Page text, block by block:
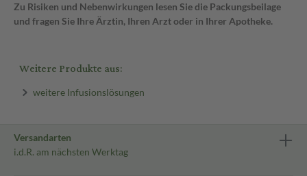
Zu Risiken und Nebenwirkungen lesen Sie die Packungsbeilage
und fragen Sie Ihre Ärztin, Ihren Arzt oder in Ihrer Apotheke.
Weitere Produkte aus:
weitere Infusionslösungen
Versandarten
i.d.R. am nächsten Werktag